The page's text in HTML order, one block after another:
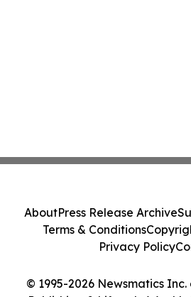
© 1995-2026 Newsmatics
AboutPress Release Archive
Terms & Conditions
Privacy Policy